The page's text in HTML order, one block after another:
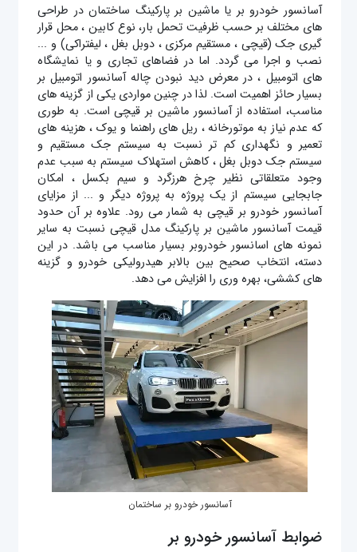
آسانسور خودرو بر یا ماشین بر پارکینگ ساختمان در طراحی
های مختلف بر حسب ظرفیت تحمل بار، نوع کابین ، محل قرار
گیری جک (قیچی ، مستقیم مرکزی ، دوبل بغل ، لیفتراکی) و ...
نصب و اجرا می گردد. اما در فضاهای تجاری و یا نمایشگاه
های اتومبیل ، در معرض دید نبودن چاله آسانسور اتومبیل بر
بسیار حائز اهمیت است. لذا در چنین مواردی یکی از گزینه های
مناسب، استفاده از آسانسور ماشین بر قیچی است. به طوری
که عدم نیاز به موتورخانه ، ریل های راهنما و یوک ، هزینه های
تعمیر و نگهداری کم تر نسبت به سیستم جک مستقیم و
سیستم جک دوبل بغل ، کاهش استهلاک سیستم به سبب عدم
وجود متعلقاتی نظیر چرخ هرزگرد و سیم بکسل ، امکان
جابجایی سیستم از یک پروژه به پروژه دیگر و ... از مزایای
آسانسور خودرو بر قیچی به شمار می رود. علاوه بر آن حدود
قیمت آسانسور ماشین بر پارکینگ مدل قیچی نسبت به سایر
نمونه های اسانسور خودروبر بسیار مناسب می باشد. در این
دسته، انتخاب صحیح بین بالابر هیدرولیکی خودرو و گزینه
های کششی، بهره وری را افزایش می دهد.
آسانسور خودرو بر ساختمان
ضوابط آسانسور خودرو بر